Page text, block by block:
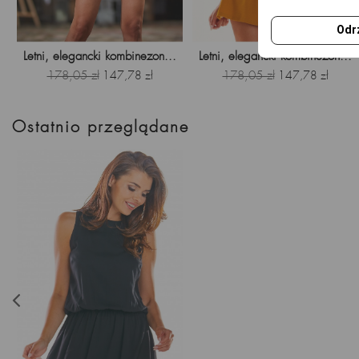
Letni, elegancki kombinezon...
Cena
178,05 zł Cena
147,78 zł
Letni, elegancki kombinezon...
Cena
178,05 zł Cena
147,78 zł
Ostatnio przeglądane